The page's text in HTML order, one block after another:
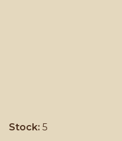
Stock: 5